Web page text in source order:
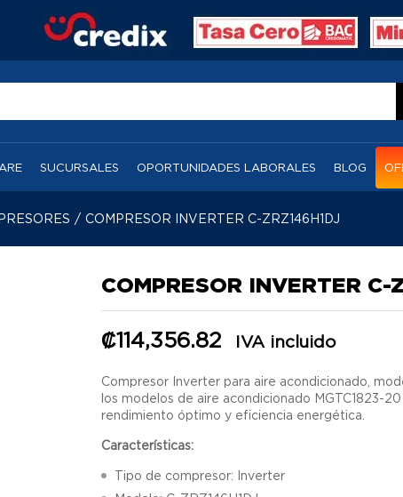
SUCURSALES OPORTUNIDADES LABORALES BLOG
/ COMPRESOR INVERTER C-ZRZ146H1DJ
COMPRESOR INVERTER C-
₡114,356.82 IVA incluido
Compresor Inverter para aire acondicionado,
los modelos de aire acondicionado MGTC1823-
rendimiento óptimo y eficiencia energética.
Características:
Tipo de compresor: Inverter